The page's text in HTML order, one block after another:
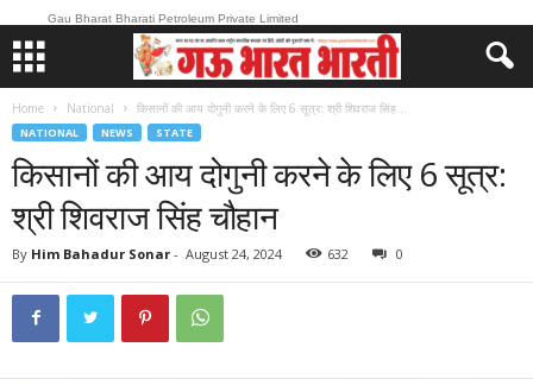
Gau Bharat Bharati Petroleum Private Limited
Home National किसानों की आय दोगुनी करने के लिए 6 सूत्र: श्री शिवराज सिंह...
NATIONAL NEWS STATE
किसानों की आय दोगुनी करने के लिए 6 सूत्र:
श्री शिवराज सिंह चौहान
By Him Bahadur Sonar - August 24, 2024 632 0